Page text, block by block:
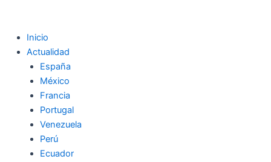
Inicio
Actualidad
España
México
Francia
Portugal
Venezuela
Perú
Ecuador